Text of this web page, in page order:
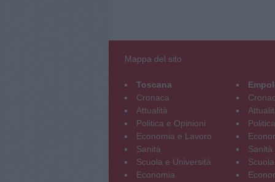
Mappa del sito
Toscana
Cronaca
Attualità
Politica e Opinioni
Economia e Lavoro
Sanità
Scuola e Università
Economia
Sanità